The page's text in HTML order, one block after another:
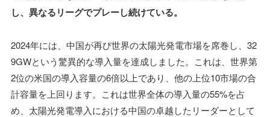
し、異なるリーグでプレーし続けている。
2024年には、中国が再び世界の太陽光発電市場を席巻し、32
9GWという驚異的な導入量を達成しました。これは、世界第
2位の米国の導入容量の6倍以上であり、他の上位10市場の合
計容量を上回ります。これは世界全体の導入量の55%を占
め、太陽光発電導入における中国の卓越したリーダーとして